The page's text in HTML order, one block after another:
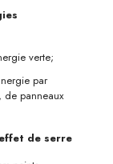
verte;
par
de panneaux
de serre